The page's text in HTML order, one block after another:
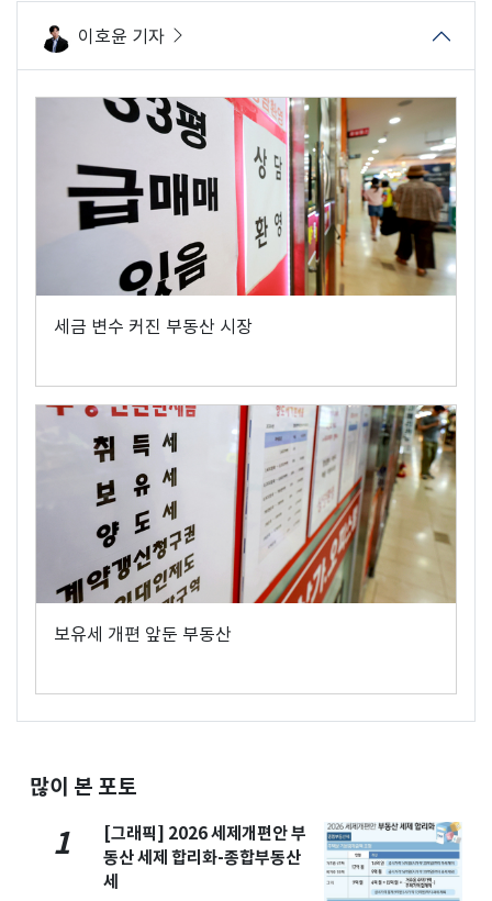
이호윤 기자
세금 변수 커진 부동산 시장
보유세 개편 앞둔 부동산
많이 본 포토
1
[그래픽] 2026 세제개편안 부
동산 세제 합리화-종합부동산
세